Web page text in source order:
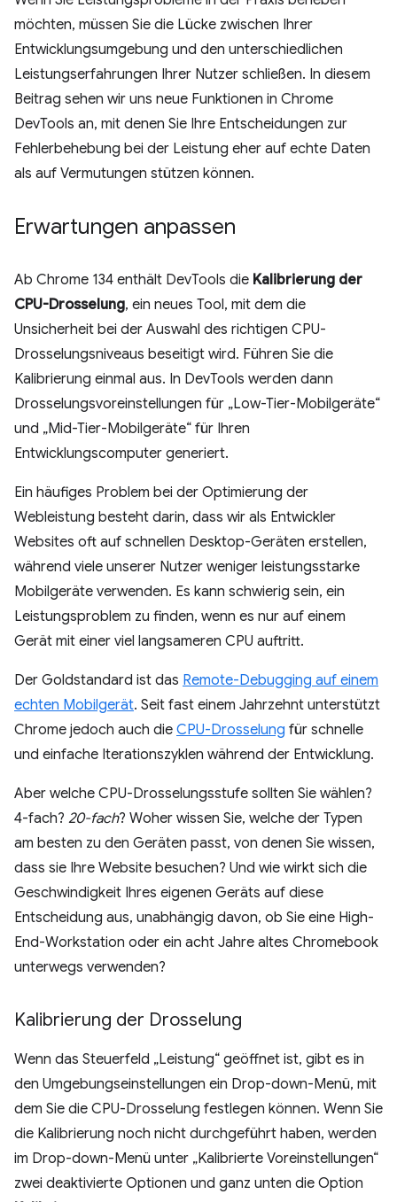
möchten, müssen Sie die Lücke zwischen Ihrer
Entwicklungsumgebung und den unterschiedlichen
Leistungserfahrungen Ihrer Nutzer schließen. In diesem
Beitrag sehen wir uns neue Funktionen in Chrome
DevTools an, mit denen Sie Ihre Entscheidungen zur
Fehlerbehebung bei der Leistung eher auf echte Daten
als auf Vermutungen stützen können.
Erwartungen anpassen
Ab Chrome 134 enthält DevTools die Kalibrierung der
CPU-Drosselung, ein neues Tool, mit dem die
Unsicherheit bei der Auswahl des richtigen CPU-
Drosselungsniveaus beseitigt wird. Führen Sie die
Kalibrierung einmal aus. In DevTools werden dann
Drosselungsvoreinstellungen für „Low-Tier-Mobilgeräte“
und „Mid-Tier-Mobilgeräte“ für Ihren
Entwicklungscomputer generiert.
Ein häufiges Problem bei der Optimierung der
Webleistung besteht darin, dass wir als Entwickler
Websites oft auf schnellen Desktop-Geräten erstellen,
während viele unserer Nutzer weniger leistungsstarke
Mobilgeräte verwenden. Es kann schwierig sein, ein
Leistungsproblem zu finden, wenn es nur auf einem
Gerät mit einer viel langsameren CPU auftritt.
Der Goldstandard ist das Remote-Debugging auf einem
echten Mobilgerät. Seit fast einem Jahrzehnt unterstützt
Chrome jedoch auch die CPU-Drosselung für schnelle
und einfache Iterationszyklen während der Entwicklung.
Aber welche CPU-Drosselungsstufe sollten Sie wählen?
4-fach? 20-fach? Woher wissen Sie, welche der Typen
am besten zu den Geräten passt, von denen Sie wissen,
dass sie Ihre Website besuchen? Und wie wirkt sich die
Geschwindigkeit Ihres eigenen Geräts auf diese
Entscheidung aus, unabhängig davon, ob Sie eine High-
End-Workstation oder ein acht Jahre altes Chromebook
unterwegs verwenden?
Kalibrierung der Drosselung
Wenn das Steuerfeld „Leistung“ geöffnet ist, gibt es in
den Umgebungseinstellungen ein Drop-down-Menü, mit
dem Sie die CPU-Drosselung festlegen können. Wenn Sie
die Kalibrierung noch nicht durchgeführt haben, werden
im Drop-down-Menü unter „Kalibrierte Voreinstellungen“
zwei deaktivierte Optionen und ganz unten die Option